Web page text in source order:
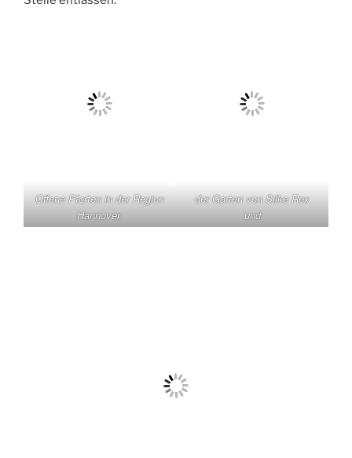
Offene Pforten in der Region
Hannover:
der Garten von Silke Rex
und